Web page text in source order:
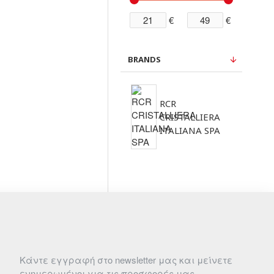
€ €
BRANDS
RCR
CRISTALLIERA
ITALIANA SPA
Κάντε εγγραφή στο newsletter μας και μείνετε